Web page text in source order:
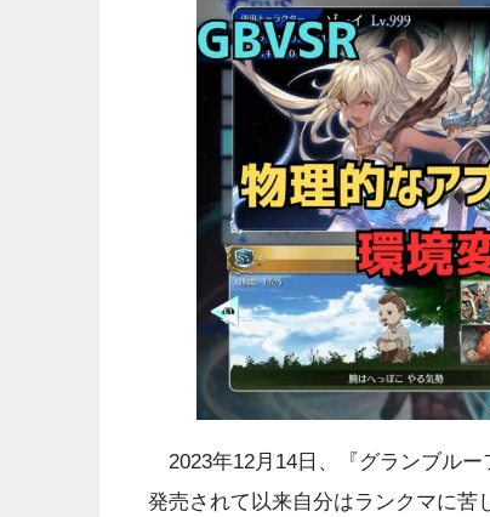
2023年12月14日、『グランブル
発売されて以来自分はランクマに苦